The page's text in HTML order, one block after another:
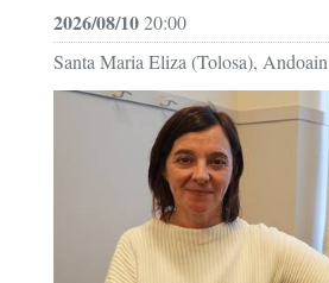
2026/08/1020:00
Santa Maria Eliza (Tolosa), Andoain